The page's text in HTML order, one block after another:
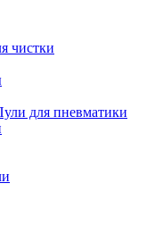
чистки
для пневматики